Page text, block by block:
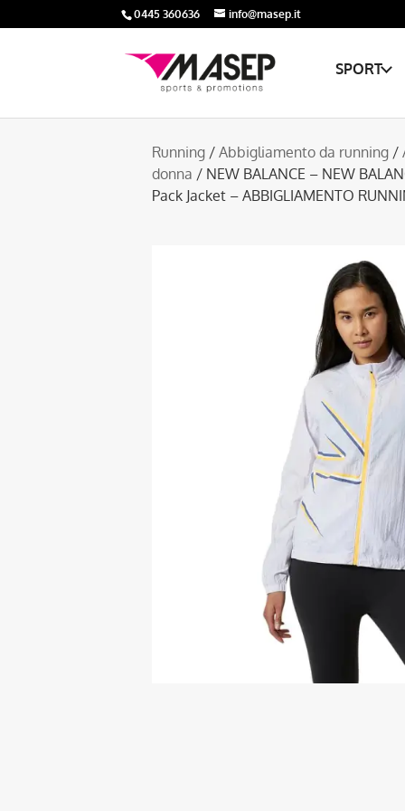
0445 360636 info@masep.it
SPORT
Running / Abbigliamento da running /
donna / NEW BALANCE – NEW
Pack Jacket – ABBIGLIAMENTO